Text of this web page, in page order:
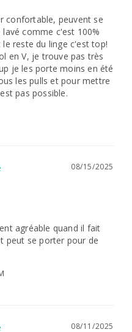
confortable, peuvent se
comme c'est 100%
reste du linge c'est top!
en V, je trouve pas très
je les porte moins en été
les pulls et pour mettre
pas possible.
08/15/2025
agréable quand il fait
peut se porter pour de
08/11/2025